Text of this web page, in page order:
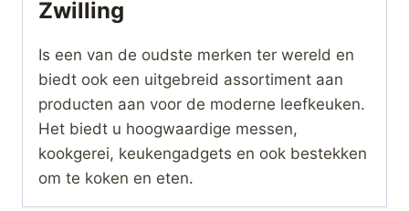
Zwilling
Is een van de oudste merken ter wereld en
biedt ook een uitgebreid assortiment aan
producten aan voor de moderne leefkeuken.
Het biedt u hoogwaardige messen,
kookgerei, keukengadgets en ook bestekken
om te koken en eten.